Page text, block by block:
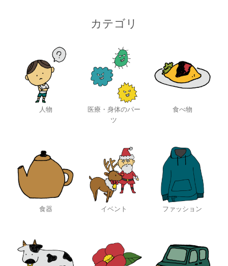
カテゴリ
人物
医療・身体のパー
ツ
食べ物
食器 イベント ファッション